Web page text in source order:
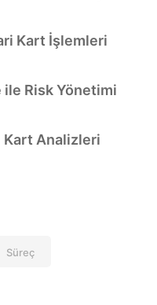
Kart İşlemleri
Risk Yönetimi
Kart Analizleri
Süreç